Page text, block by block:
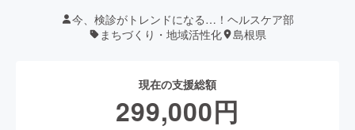
今、検診がトレンドになる…！ヘルスケア部
まちづくり・地域活性化
島根県
現在の支援総額
299,000円